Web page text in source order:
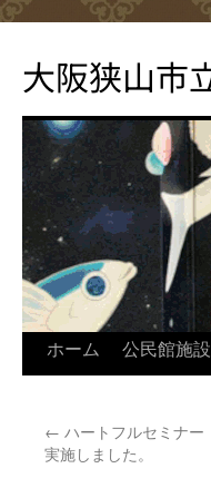
テ
ン
へ
ッ
大阪狭山市
ホーム 公民館施
← ハートフルセミナー
実施しました。